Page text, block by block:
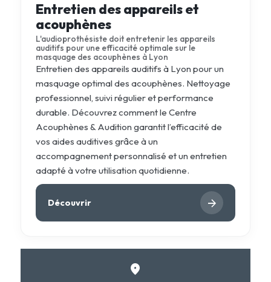
Entretien des appareils et
acouphènes
L'audioprothésiste doit entretenir les appareils
auditifs pour une efficacité optimale sur le
masquage des acouphènes à Lyon
Entretien des appareils auditifs à Lyon pour un
masquage optimal des acouphènes. Nettoyage
professionnel, suivi régulier et performance
durable. Découvrez comment le Centre
Acouphènes & Audition garantit l’efficacité de
vos aides auditives grâce à un
accompagnement personnalisé et un entretien
adapté à votre utilisation quotidienne.
Découvrir